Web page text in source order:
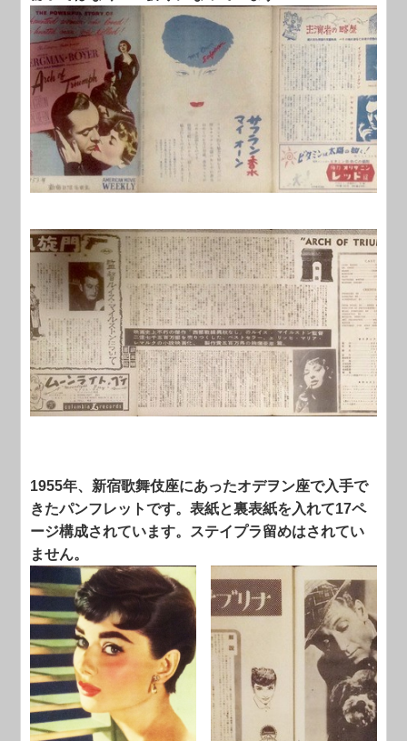
1955年、新宿歌舞伎座にあったオデヲン座で入手で
きたパンフレットです。表紙と裏表紙を入れて17ペ
ージ構成されています。ステイプラ留めはされてい
ません。